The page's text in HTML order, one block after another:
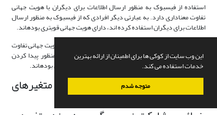
این وب سایت از کوکی ها برای اطمینان از ارائه بهترین
خدمات استفاده می کند.
متوجه شدم
استفاده از فیس­بوک به منظور ارسال اطلاعات برای دیگران با هویت جهانی
تفاوت معناداری دارد. به عبارتی دیگر افرادی که از فیس­بوک به منظور ارسال
اطلاعات برای دیگران استفاده کرده اند، دارای هویت جهانی قوی­تری بوده­اند.
استفاده از فیس­بوک به منظور پیدا کردن دوستان قدیمی با هویت جهانی تفاوت
معناداری دارد. به عبارتی دیگر افرادی که از فیس­بوک به منظور پیدا کردن
دوستان قدیمی استفاده کرده اند، دارای هویت جهانی قوی­تری بوده­اند.
تحلیل همزمان متغیر وابسته و متغیرهای
مستقل